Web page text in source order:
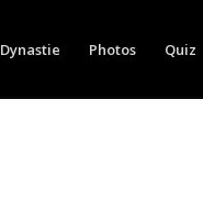
Dynastie Photos Quiz